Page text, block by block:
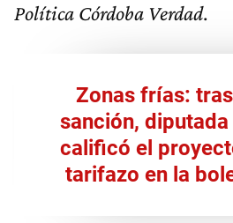
Política Córdoba Verdad.
Zonas frías:
sanción,
calificó el
tarifazo en la